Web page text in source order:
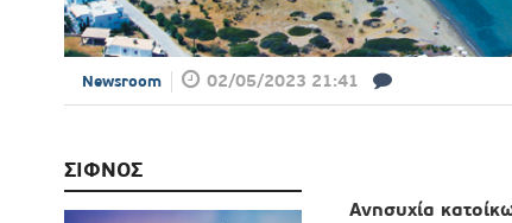
Newsroom 02/05/2023 21:41
ΣΙΦΝΟΣ
Ανησυχία